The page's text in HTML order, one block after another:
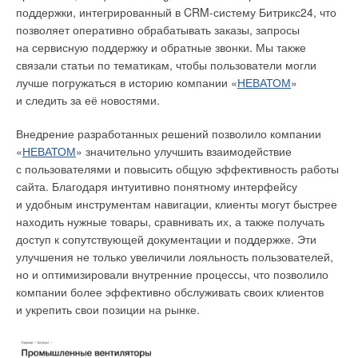
поддержки, интегрированный в CRM-систему Битрикс24, что
позволяет оперативно обрабатывать заказы, запросы
на сервисную поддержку и обратные звонки. Мы также
связали статьи по тематикам, чтобы пользователи могли
лучше погружаться в историю компании «НЕВАТОМ»
и следить за её новостями.
Внедрение разработанных решений позволило компании
«НЕВАТОМ» значительно улучшить взаимодействие
с пользователями и повысить общую эффективность работы
сайта. Благодаря интуитивно понятному интерфейсу
и удобным инструментам навигации, клиенты могут быстрее
находить нужные товары, сравнивать их, а также получать
доступ к сопутствующей документации и поддержке. Эти
улучшения не только увеличили лояльность пользователей,
но и оптимизировали внутренние процессы, что позволило
компании более эффективно обслуживать своих клиентов
и укрепить свои позиции на рынке.
Цена ошибки — ответственность и штрафы в 2025–2026
ЖУРНАЛ СОК МАРТ 2026
Комментарии
В этой теме еще нет комментариев
Добавить комментарий
Интервью экспертов в рамках форума
Антон ДОРОНИН, главный организатор форума
и выставки HempDom 2024 на базе экспериментальной
площадки «Лама Парк» в Волоколамском районе
Московской области:
— В Волоколамском районе мы выращиваем несколько
сортов технической конопли, экспериментируем,
производим, получаем различные товары самых различных
а также сырьё для текстиля. На сегодняшний день наша
программного обеспечения на объектах критической
инфраструктуры. Также будет под запретом применение
иностранных систем безопасности. Производители из
недружественных стран прекратили работу
на территории Российской Федерации и,
соответственно, не оказывают техническую поддержку
систем. В итоге, используя такое оборудование, мы
получаем значительные риски, как
от несанкционированного отключения, без возможности
восстановления, так и некорректного поведения
поставщика», — сказал исполнительный директор
консорциума производителей систем безопасности
и главный редактор информационно-аналитического
журнала «RUБЕЖ» Михаил Динеев.